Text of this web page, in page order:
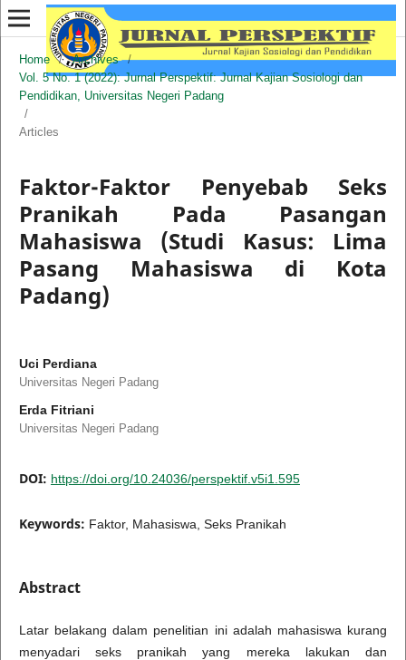
Home / Archives
/
Vol. 5 No. 1 (2022): Jurnal Perspektif: Jurnal Kajian Sosiologi dan
Pendidikan, Universitas Negeri Padang
/
Articles
Faktor-Faktor Penyebab Seks
Pranikah Pada Pasangan
Mahasiswa (Studi Kasus: Lima
Pasang Mahasiswa di Kota
Padang)
Uci Perdiana
Universitas Negeri Padang
Erda Fitriani
Universitas Negeri Padang
DOI: https://doi.org/10.24036/perspektif.v5i1.595
Keywords: Faktor, Mahasiswa, Seks Pranikah
Abstract
Latar belakang dalam penelitian ini adalah mahasiswa kurang
menyadari seks pranikah yang mereka lakukan dan